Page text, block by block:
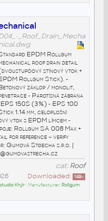
_Roof_Drain_Mecha
EPDM Rollgum
roof drain detail
stìnový vtok +
Rollgum Stick). -
záklop / monolit,
- Parotìsná zábrana
150S (3%) - EPS 100
1.14 mm, celoplošnì
vtok s EPDM límcem -
Rollgum SA 008 Max +
for reference – verify
Gumová Støecha s.r.o. |
cat:Roof
Downloaded: 149x
Khýr• Manufacturer: Rollgum